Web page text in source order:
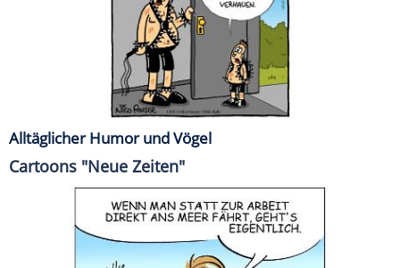
Alltäglicher Humor und Vögel
Cartoons "Neue Zeiten"